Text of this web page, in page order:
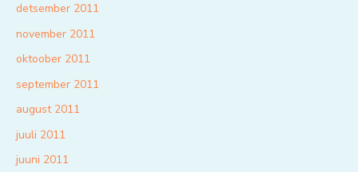
detsember 2011
november 2011
oktoober 2011
september 2011
august 2011
juuli 2011
juuni 2011